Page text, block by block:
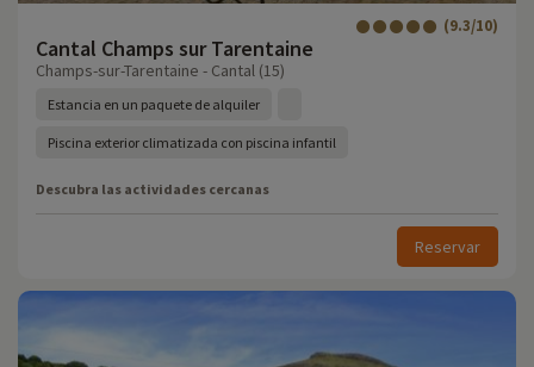
Cantal Champs sur Tarentaine
(9.3/10)
Champs-sur-Tarentaine - Cantal (15)
Estancia en un paquete de alquiler
Piscina exterior climatizada con piscina infantil
Descubra las actividades cercanas
Reservar